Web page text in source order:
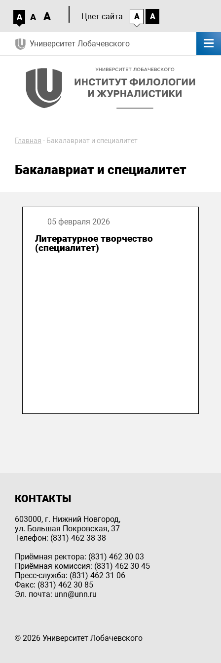
A A A Цвет сайта A A
Университет Лобачевского
Главная - Бакалавриат и специалитет
Бакалавриат и специалитет
05 февраля 2026
Литературное творчество
(специалитет)
КОНТАКТЫ
603000, г. Нижний Новгород,
ул. Большая Покровская, 37
Телефон: (831) 462 38 38
Приёмная ректора: (831) 462 30 03
Приёмная комиссия: (831) 462 30 45
Пресс-служба: (831) 462 31 06
Факс: (831) 462 30 85
Эл. почта: unn@unn.ru
© 2026 Университет Лобачевского